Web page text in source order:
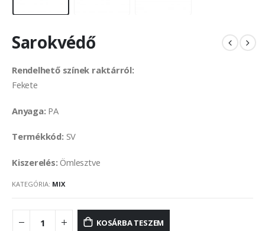
Sarokvédő
Rendelhető színek raktárról:
Fekete
Anyaga: PA
Termékkód: SV
Kiszerelés:Ömlesztve
KATEGÓRIA: MIX
KOSÁRBA TESZEM